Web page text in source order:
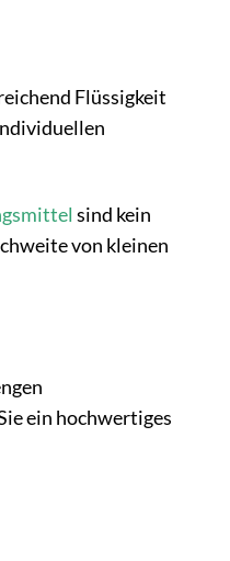
Flüssigkeit
sind kein
von kleinen
ein hochwertiges